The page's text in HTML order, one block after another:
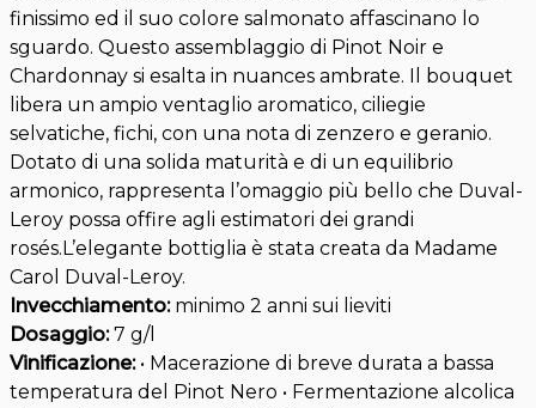
finissimo ed il suo colore salmonato affascinano lo
sguardo. Questo assemblaggio di Pinot Noir e
Chardonnay si esalta in nuances ambrate. Il bouquet
libera un ampio ventaglio aromatico, ciliegie
selvatiche, fichi, con una nota di zenzero e geranio.
Dotato di una solida maturità e di un equilibrio
armonico, rappresenta l’omaggio più bello che Duval-
Leroy possa offire agli estimatori dei grandi
rosés.L’elegante bottiglia è stata creata da Madame
Carol Duval-Leroy.
Invecchiamento: minimo 2 anni sui lieviti
Dosaggio:7 g/l
Vinificazione: • Macerazione di breve durata a bassa
temperatura del Pinot Nero • Fermentazione alcolica